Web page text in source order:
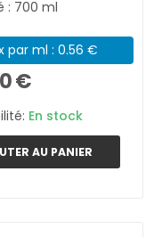
: 700 ml
par ml : 0.56 €
€
En stock
AU PANIER